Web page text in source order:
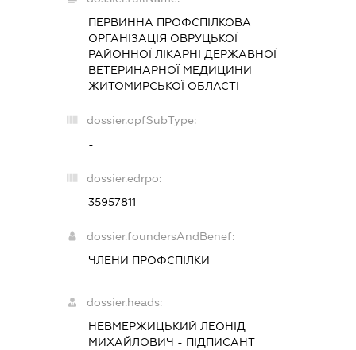
ПЕРВИННА ПРОФСПІЛКОВА
ОРГАНІЗАЦІЯ ОВРУЦЬКОЇ
РАЙОННОЇ ЛІКАРНІ ДЕРЖАВНОЇ
ВЕТЕРИНАРНОЇ МЕДИЦИНИ
ЖИТОМИРСЬКОЇ ОБЛАСТІ
dossier.opfSubType:
-
dossier.edrpo:
35957811
dossier.foundersAndBenef:
ЧЛЕНИ ПРОФСПІЛКИ
dossier.heads:
НЕВМЕРЖИЦЬКИЙ ЛЕОНІД
МИХАЙЛОВИЧ - ПІДПИСАНТ